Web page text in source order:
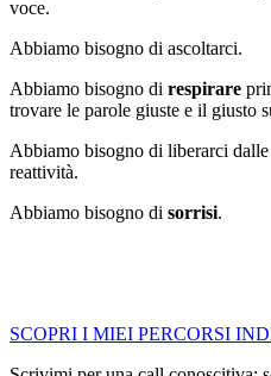
voce.
Abbiamo bisogno di ascoltarci.
Abbiamo bisogno di respirare
trovare le parole giuste e il giusto
Abbiamo bisogno di liberarci
reattività.
Abbiamo bisogno di sorrisi.
SCOPRI I MIEI PERCORSI